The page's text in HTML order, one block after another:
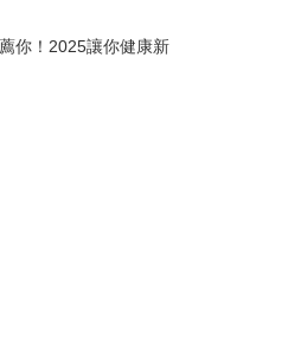
你！2025讓你健康新